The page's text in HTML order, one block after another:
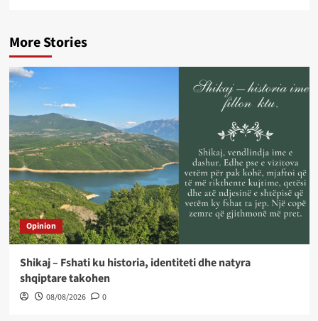
More Stories
Opinion
Shikaj – Fshati ku historia, identiteti dhe natyra
shqiptare takohen
08/08/2026 0